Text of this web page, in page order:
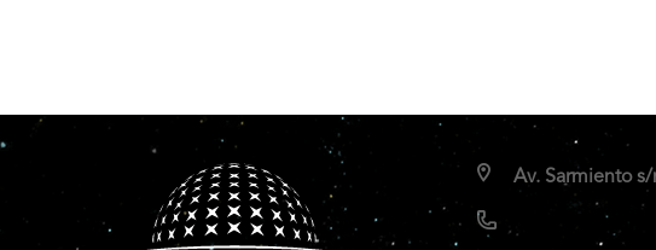
Av. Sarmiento